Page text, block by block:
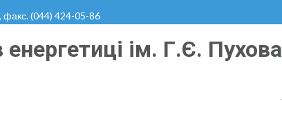
факс. (044) 424-05-86
ім. Г.Є. Пухова